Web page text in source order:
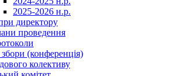
2025-2026 н.р.
директору
проведення
збори (конференція)
колективу